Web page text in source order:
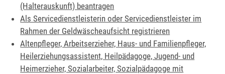
(Halterauskunft) beantragen
Als Servicedienstleisterin oder Servicedienstleister im
Rahmen der Geldwäscheaufsicht registrieren
Altenpfleger, Arbeitserzieher, Haus- und Familienpfleger,
Heilerziehungsassistent, Heilpädagoge, Jugend- und
Heimerzieher, Sozialarbeiter, Sozialpädagoge mit